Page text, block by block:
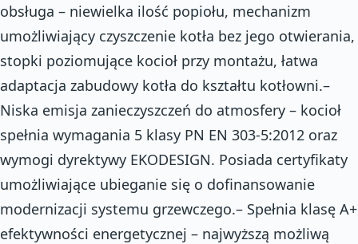
obsługa – niewielka ilość popiołu, mechanizm
umożliwiający czyszczenie kotła bez jego otwierania,
stopki poziomujące kocioł przy montażu, łatwa
adaptacja zabudowy kotła do kształtu kotłowni.–
Niska emisja zanieczyszczeń do atmosfery – kocioł
spełnia wymagania 5 klasy PN EN 303-5:2012 oraz
wymogi dyrektywy EKODESIGN. Posiada certyfikaty
umożliwiające ubieganie się o dofinansowanie
modernizacji systemu grzewczego.– Spełnia klasę A+
efektywności energetycznej – najwyższą możliwą